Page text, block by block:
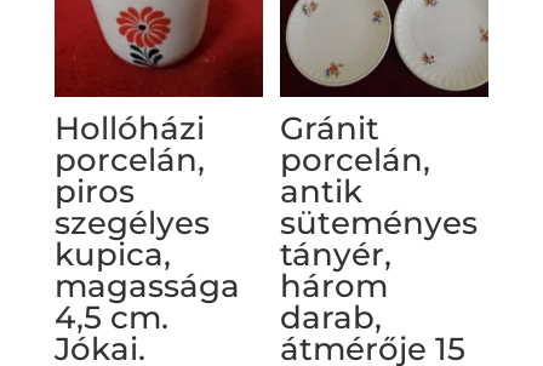
Hollóházi
porcelán,
piros
szegélyes
kupica,
magassága
4,5 cm.
Jókai.
Gránit
porcelán,
antik
süteményes
tányér,
három
darab,
átmérője 15